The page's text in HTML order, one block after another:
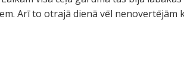
Arī to otrajā dienā vēl nenovertējām